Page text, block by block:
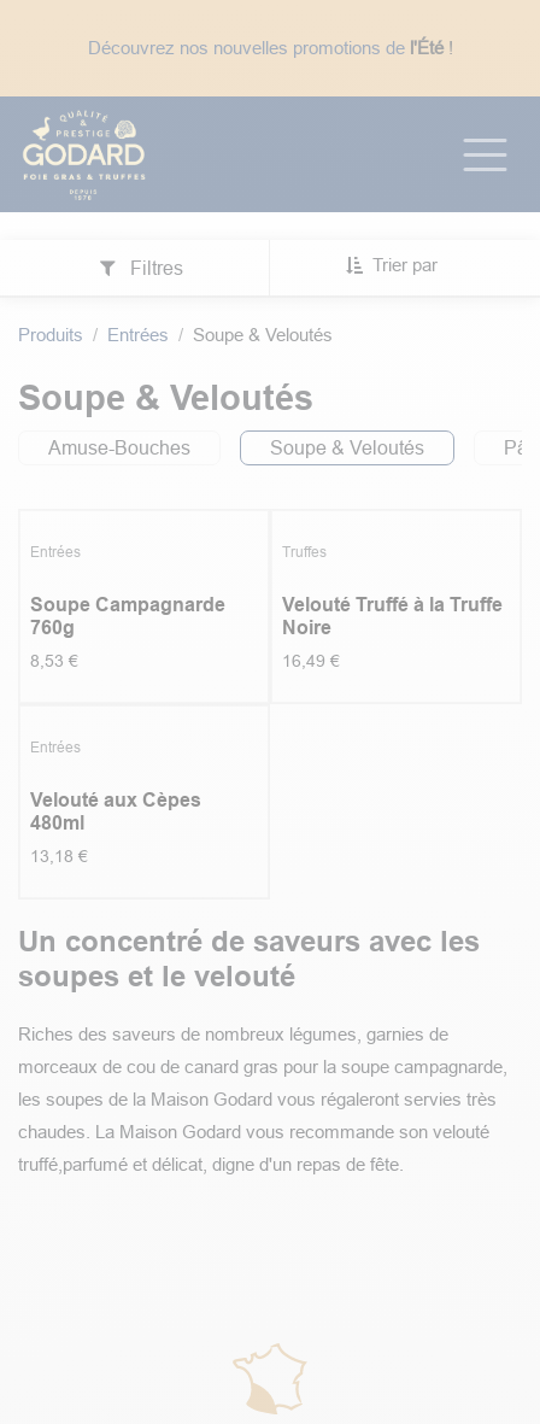
Découvrez nos nouvelles promotions de l'Été!
☀️ En période de fortes chaleurs : expédition des
uniquement
, pour éviter des délais de
transport trop long avec le week-end.
Trier par
Filtres
Produits Entrées Soupe & Veloutés
Soupe & Veloutés
Amuse-Bouches Soupe & Veloutés
Entrées
Soupe Campagnarde
760g
8,53 €
Truffes
Velouté Truffé à la Truffe
Noire
16,49 €
Entrées
Velouté aux Cèpes
480ml
13,18 €
Un concentré de saveurs avec les
soupes et le velouté
Riches des saveurs de nombreux légumes, garnies de
morceaux de cou de canard gras pour la soupe campagnarde,
les soupes de la Maison Godard vous régaleront servies très
chaudes. La Maison Godard vous recommande son velouté
truffé,parfumé et délicat, digne d'un repas de fête.